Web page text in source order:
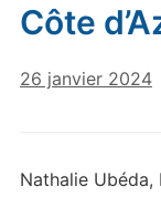
Côte
26 janvier 2024
Nathalie Ubéda,